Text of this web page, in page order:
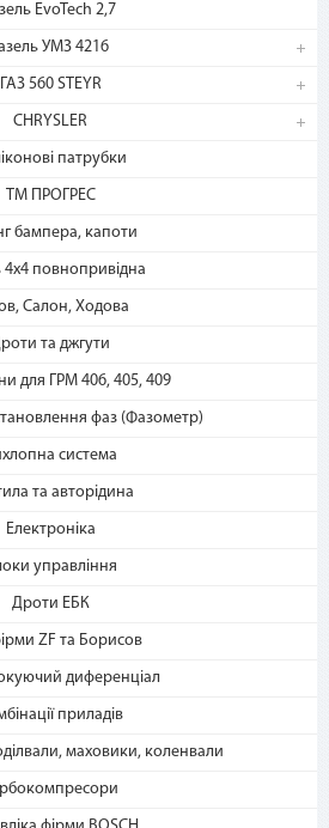
EvoTech 2,7
УМЗ 4216
ГАЗ 560 STEYR
CHRYSLER
патрубки
ТМ ПРОГРЕС
бампера, капоти
4х4 повнопривідна
Салон, Ходова
та джгути
для ГРМ 406, 405, 409
фаз (Фазометр)
система
та авторідина
Електроніка
управління
Дроти ЕБК
ZF та Борисов
диференціал
приладів
маховики, коленвали
положите
оплаты –
платеж